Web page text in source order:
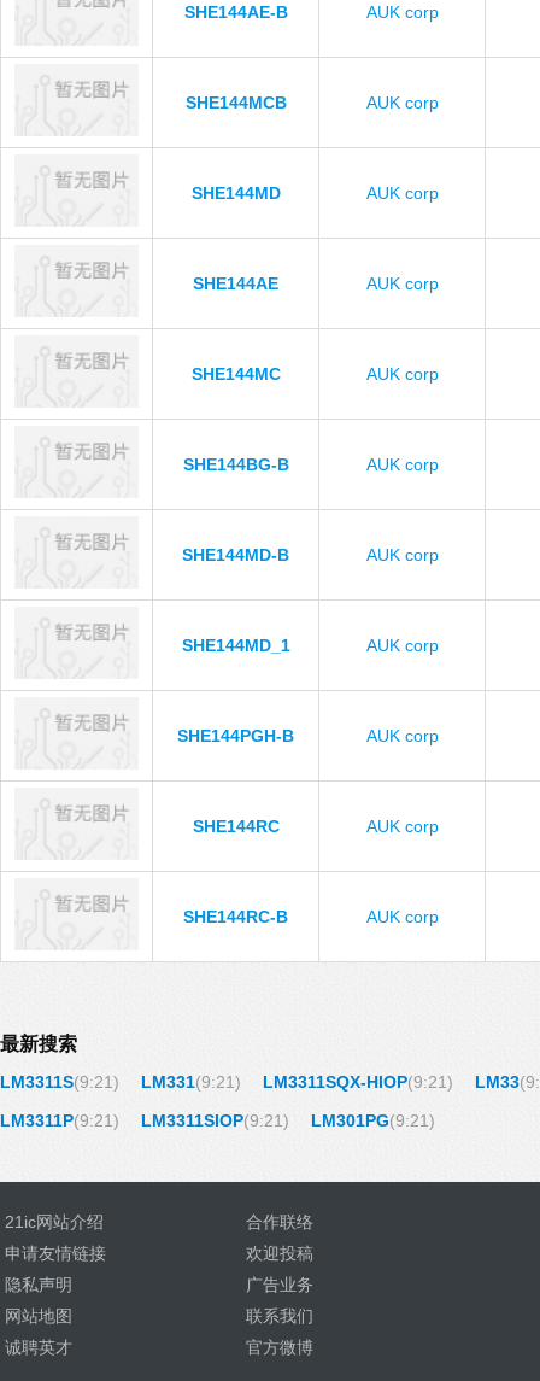
SHE144AE-B AUK corp
SHE144MCB AUK corp
SHE144MD AUK corp
SHE144AE AUK corp
SHE144MC AUK corp
SHE144BG-B AUK corp
SHE144MD-B AUK corp
SHE144MD_1 AUK corp
SHE144PGH-B AUK corp
SHE144RC AUK corp
SHE144RC-B AUK corp
最新搜索
LM3311S(9:21) LM331(9:21) LM3311SQX-HIOP(9:21) LM33
LM3311P(9:21) LM3311SIOP(9:21) LM301PG(9:21)
21ic网站介绍
合作联络
申请友情链接
欢迎投稿
隐私声明
广告业务
网站地图
联系我们
诚聘英才
官方微博